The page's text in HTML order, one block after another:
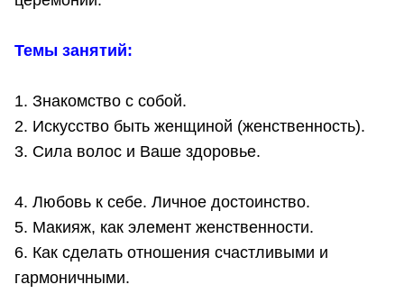
Темы занятий:
1. Знакомство с собой.
2. Искусство быть женщиной (женственность).
3. Сила волос и Ваше здоровье.
4. Любовь к себе. Личное достоинство.
5. Макияж, как элемент женственности.
6. Как сделать отношения счастливыми и
гармоничными.